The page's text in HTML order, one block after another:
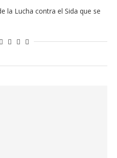
la Lucha contra el Sida que se